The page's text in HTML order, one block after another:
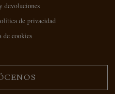
devoluciones
de privacidad
de cookies